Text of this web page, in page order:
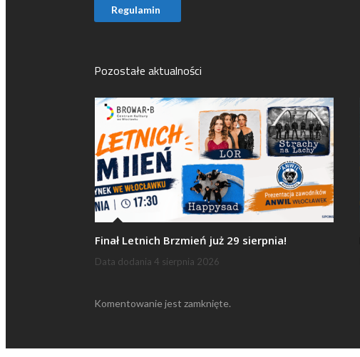
Regulamin
Pozostałe aktualności
Finał Letnich Brzmień już 29 sierpnia!
Data dodania 4 sierpnia 2026
Komentowanie jest zamknięte.